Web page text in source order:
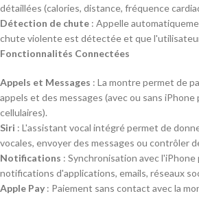
détaillées (calories, distance, fréquence
Détection de chute : Appelle
chute violente est détectée et que
Fonctionnalités Connectées
Appels et Messages : La montre permet de
appels et des messages (avec ou sans iPhone
cellulaires).
Siri : L'assistant vocal intégré permet de
vocales, envoyer des messages ou contrôler
Notifications : Synchronisation avec
notifications d'applications, emails, réseaux
Apple Pay : Paiement sans contact avec la